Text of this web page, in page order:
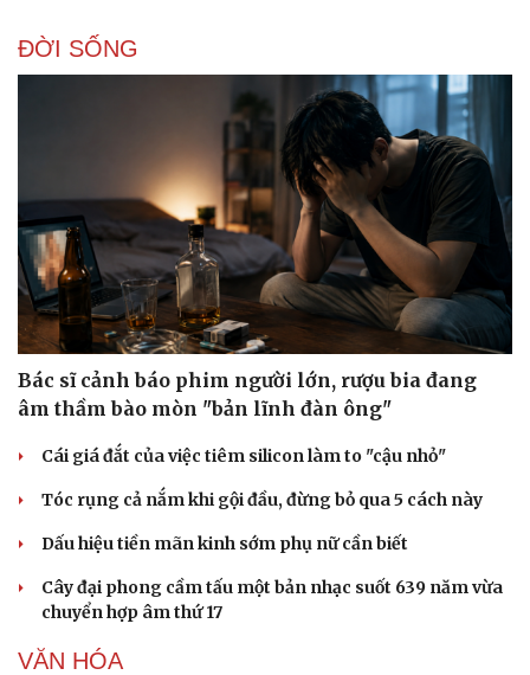
ĐỜI SỐNG
Bác sĩ cảnh báo phim người lớn, rượu bia đang
âm thầm bào mòn "bản lĩnh đàn ông"
Cái giá đắt của việc tiêm silicon làm to "cậu nhỏ"
Tóc rụng cả nắm khi gội đầu, đừng bỏ qua 5 cách này
Dấu hiệu tiền mãn kinh sớm phụ nữ cần biết
Cây đại phong cầm tấu một bản nhạc suốt 639 năm vừa
chuyển hợp âm thứ 17
VĂN HÓA